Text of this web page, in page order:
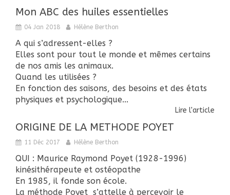
Mon ABC des huiles essentielles
04 Jan 2018 Hélène Berthon
A qui s’adressent-elles ?
Elles sont pour tout le monde et mêmes certains
de nos amis les animaux.
Quand les utilisées ?
En fonction des saisons, des besoins et des états
physiques et psychologique...
Lire l'article
ORIGINE DE LA METHODE POYET
11 Déc 2017 Hélène Berthon
QUI : Maurice Raymond Poyet (1928-1996)
kinésithérapeute et ostéopathe
En 1985, il fonde son école.
La méthode Poyet s’attelle à percevoir le